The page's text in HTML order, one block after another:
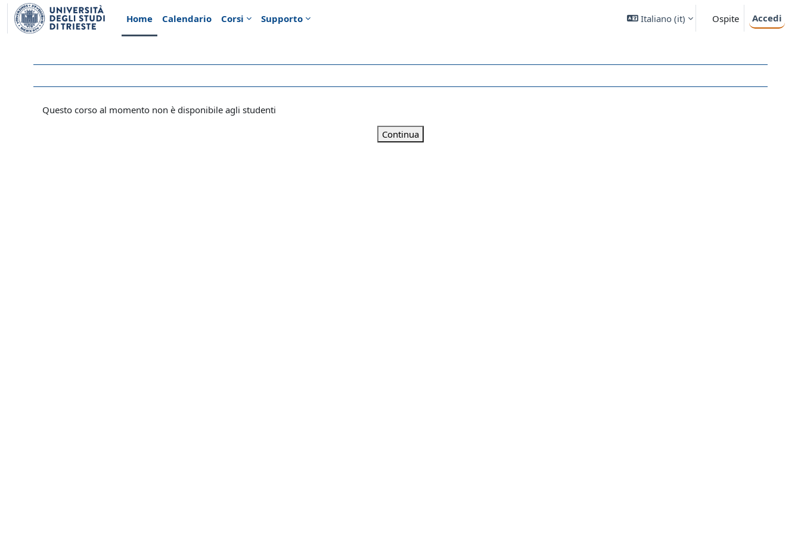
Vai al contenuto principale
Home
Calendario Corsi Supporto Italiano ‎(it)‎ Ospite Accedi
Questo corso al momento non è disponibile agli studenti
Continua